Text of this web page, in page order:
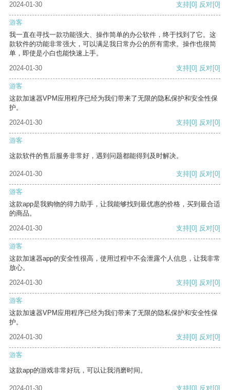
2024-01-30
支持[0] 反对[0]
游客
我一直在寻找一款功能强大、操作简单的办公软件，终于找到了它。这
款软件的功能非常强大，可以满足我日常办公的所有需求。操作也很简
单，即使是小白也能快速上手。
2024-01-30
支持[0] 反对[0]
游客
这款加速器VPM应用程序已经为我们带来了无限的隐私保护和安全性保
护。
2024-01-30
支持[0] 反对[0]
游客
这款软件的售后服务非常好，遇到问题都能得到及时解决。
2024-01-30 支持[0] 反对[0]
游客
这款app是我购物的得力助手，让我能够找到最优惠的价格，买到最合适
的商品。
2024-01-30
支持[0] 反对[0]
游客
这款加速器app的安全性很高，使用过程中不会泄露个人信息，让我非常
放心。
2024-01-30
支持[0] 反对[0]
游客
这款加速器VPM应用程序已经为我们带来了无限的隐私保护和安全性保
护。
2024-01-30
支持[0] 反对[0]
游客
这款app的游戏非常好玩，可以让我消磨时间。
2024-01-30 支持[0] 反对[0]